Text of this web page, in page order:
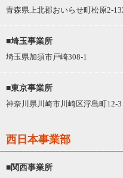
青森県上北郡おいらせ町松原2-
■埼玉事業所
埼玉県加須市戸崎308-1
■東京事業所
神奈川県川崎市川崎区浮島町12-3
西日本事業部
■関西事業所